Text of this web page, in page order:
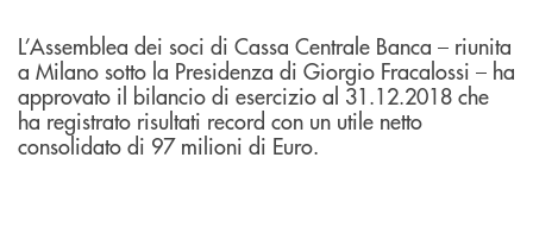
L’Assemblea dei soci di Cassa Centrale Banca – riunita
a Milano sotto la Presidenza di Giorgio Fracalossi – ha
approvato il bilancio di esercizio al 31.12.2018 che
ha registrato risultati record con un utile netto
consolidato di 97 milioni di Euro.